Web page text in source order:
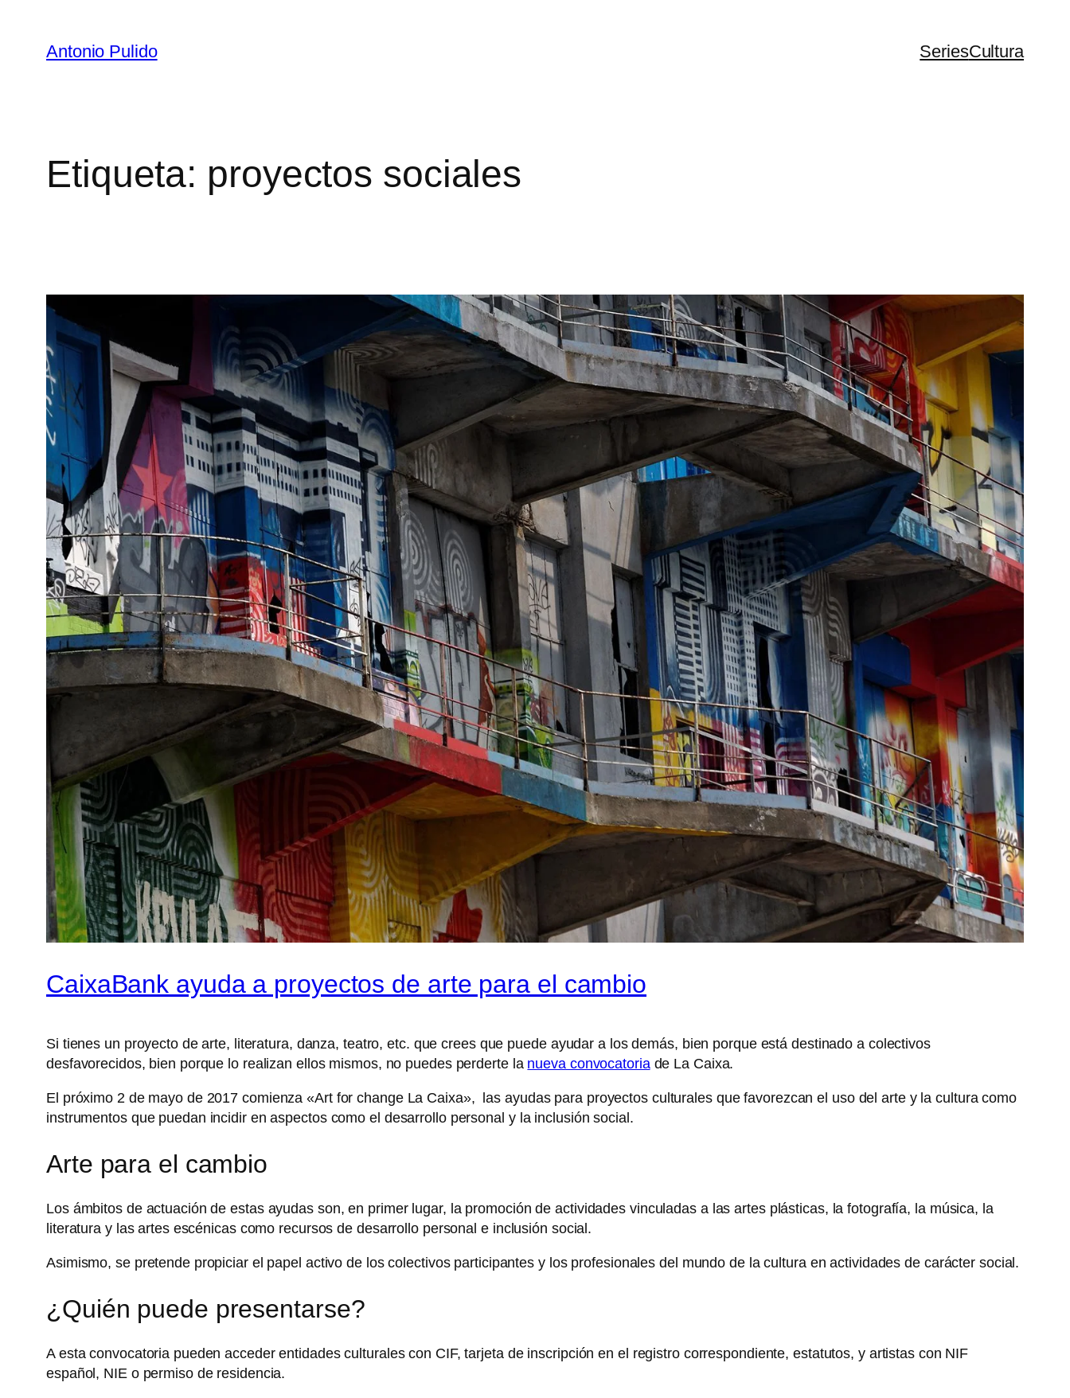
Antonio Pulido SeriesCultura
Etiqueta: proyectos sociales
CaixaBank ayuda a proyectos de arte para el cambio
Si tienes un proyecto de arte, literatura, danza, teatro, etc. que crees que puede ayudar a los demás, bien porque está destinado a colectivos
desfavorecidos, bien porque lo realizan ellos mismos, no puedes perderte la nueva convocatoriade La Caixa.
El próximo 2 de mayo de 2017 comienza «Art for change La Caixa», las ayudas para proyectos culturales que favorezcan el uso del arte y la cultura como
instrumentos que puedan incidir en aspectos como el desarrollo personal y la inclusión social.
Arte para el cambio
Los ámbitos de actuación de estas ayudas son, en primer lugar, la promoción de actividades vinculadas a las artes plásticas, la fotografía, la música, la
literatura y las artes escénicas como recursos de desarrollo personal e inclusión social.
Asimismo, se pretende propiciar el papel activo de los colectivos participantes y los profesionales del mundo de la cultura en actividades de carácter social.
¿Quién puede presentarse?
A esta convocatoria pueden acceder entidades culturales con CIF, tarjeta de inscripción en el registro correspondiente, estatutos, y artistas con NIF
español, NIE o permiso de residencia.